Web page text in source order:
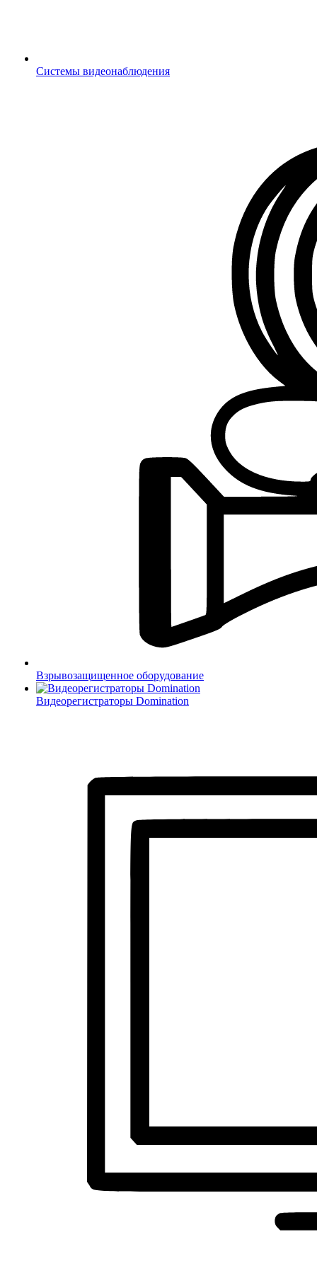
Системы видеонаблюдения
Взрывозащищенное оборудование
Видеорегистраторы Domination